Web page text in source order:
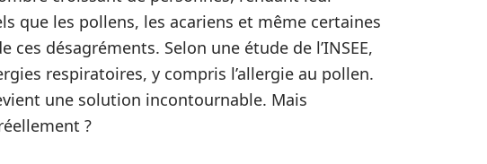
que les pollens, les acariens et même certaines
désagréments. Selon une étude de l’INSEE,
respiratoires, y compris l’allergie au pollen.
une solution incontournable. Mais
?